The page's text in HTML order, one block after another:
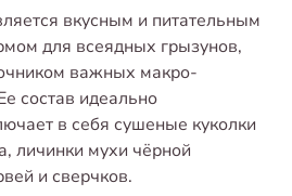
вкусным и питательным
для всеядных грызунов,
важных макро-
состав идеально
в себя сушеные куколки
личинки мухи чёрной
и сверчков.